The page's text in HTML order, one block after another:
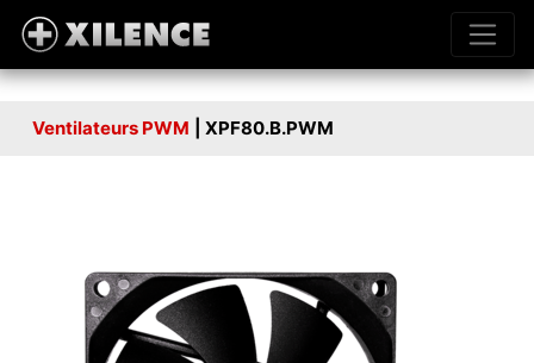
Ventilateurs PWM | XPF80.B.PWM